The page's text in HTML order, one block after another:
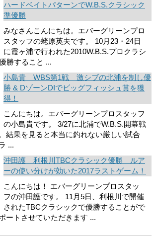
ハードベイトパターンでW.B.S.クラシック
準優勝
みなさんこんにちは。エバーグリーンプロ
スタッフの蛯原英夫です。 10月23・24日
に霞ヶ浦で行われた2010W.B.S.プロクラシ
勝すること ...
小島貴 WBS第1戦 激シブの北浦を制し優
勝 & DゾーンDIでビッグフィッシュ賞を獲
得！
こんにちは。エバーグリーンプロスタッフ
の小島貴です。 3/27に北浦でW.B.S.開幕戦
結果を見ると本当に釣れない厳しい試合
...
沖田護 利根川TBCクラシック優勝 ルア
ーの使い分けが効いた2017ラストゲーム！
こんにちは！ エバーグリーンプロスタッ
フの沖田護です。 11月5日、利根川で開催
されたTBCクラシックで優勝することがで
ートさせていただきます ...